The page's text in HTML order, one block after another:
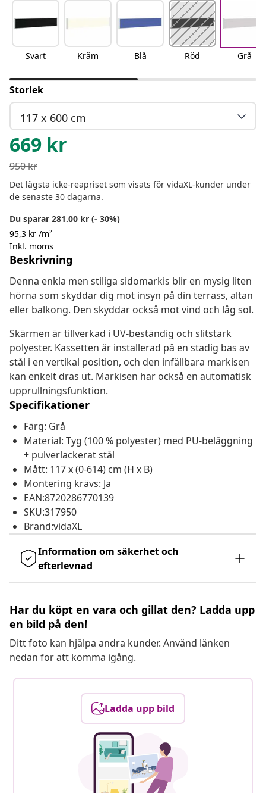
Svart Kräm Blå Röd Grå
Storlek
117 x 600 cm
669 kr
950kr
Det lägsta icke-reapriset som visats för vidaXL-kunder under
de senaste 30 dagarna.
Du sparar 281.00 kr (- 30%)
95,3 kr /m²
Inkl. moms
Beskrivning
Denna enkla men stiliga sidomarkis blir en mysig liten
hörna som skyddar dig mot insyn på din terrass, altan
eller balkong. Den skyddar också mot vind och låg sol.
Skärmen är tillverkad i UV-beständig och slitstark
polyester. Kassetten är installerad på en stadig bas av
stål i en vertikal position, och den infällbara markisen
kan enkelt dras ut. Markisen har också en automatisk
upprullningsfunktion.
Specifikationer
Färg: Grå
Material: Tyg (100 % polyester) med PU-beläggning
+ pulverlackerat stål
Mått: 117 x (0-614) cm (H x B)
Montering krävs: Ja
EAN:8720286770139
SKU:317950
Brand:vidaXL
Information om säkerhet och
efterlevnad
Har du köpt en vara och gillat den? Ladda upp
en bild på den!
Ditt foto kan hjälpa andra kunder. Använd länken
nedan för att komma igång.
Ladda upp bild